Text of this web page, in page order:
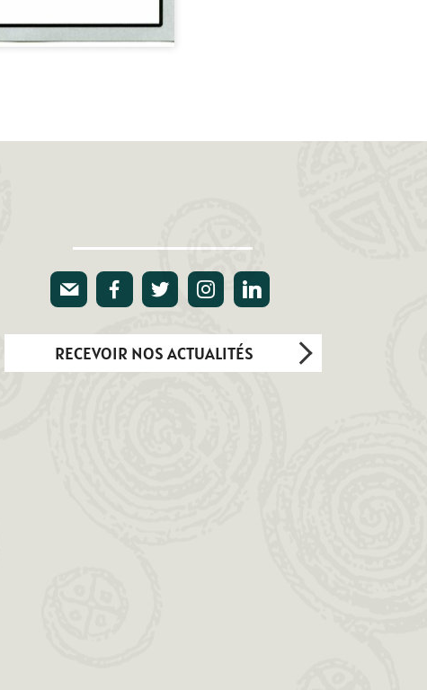
RECEVOIR NOS ACTUALITÉS